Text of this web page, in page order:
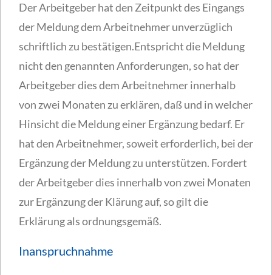
Der Arbeitgeber hat den Zeitpunkt des Eingangs
der Meldung dem Arbeitnehmer unverzüglich
schriftlich zu bestätigen.Entspricht die Meldung
nicht den genannten Anforderungen, so hat der
Arbeitgeber dies dem Arbeitnehmer innerhalb
von zwei Monaten zu erklären, daß und in welcher
Hinsicht die Meldung einer Ergänzung bedarf. Er
hat den Arbeitnehmer, soweit erforderlich, bei der
Ergänzung der Meldung zu unterstützen. Fordert
der Arbeitgeber dies innerhalb von zwei Monaten
zur Ergänzung der Klärung auf, so gilt die
Erklärung als ordnungsgemäß.
Inanspruchnahme